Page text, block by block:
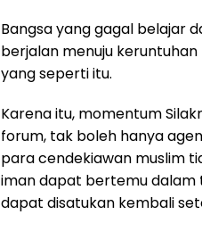
Bangsa yang gagal belajar
berjalan menuju
yang seperti itu.
Karena itu, momentum
forum, tak boleh hanya
para cendekiawan muslim
iman dapat bertemu dalam
dapat disatukan kembali